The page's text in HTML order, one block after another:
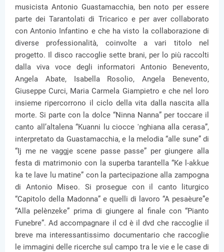
musicista Antonio Guastamacchia, ben noto per essere
parte dei Tarantolati di Tricarico e per aver collaborato
con Antonio Infantino e che ha visto la collaborazione di
diverse professionalità, coinvolte a vari titolo nel
progetto. Il disco raccoglie sette brani, per lo più raccolti
dalla viva voce degli informatori Antonio Benevento,
Angela Abate, Isabella Rosolio, Angela Benevento,
Giuseppe Curci, Maria Carmela Giampietro e che nel loro
insieme ripercorrono il ciclo della vita dalla nascita alla
morte. Si parte con la dolce “Ninna Nanna” per toccare il
canto all’altalena “Kuanni lu ciocce 'nghiana alla cerasa”,
interpretato da Guastamacchia, e la melodia “alle sune” di
“Ij me ne vaggje scene passe passe” per giungere alla
festa di matrimonio con la superba tarantella “Ke l-akkue
ka te lave lu matine” con la partecipazione alla zampogna
di Antonio Miseo. Si prosegue con il canto liturgico
“Capitolo della Madonna” e quelli di lavoro “A pesaèure”e
“Alla pelènzeke” prima di giungere al finale con “Pianto
Funebre”. Ad accompagnare il cd è il dvd che raccoglie il
breve ma interessantissimo documentario che raccoglie
le immagini delle ricerche sul campo tra le vie e le case di